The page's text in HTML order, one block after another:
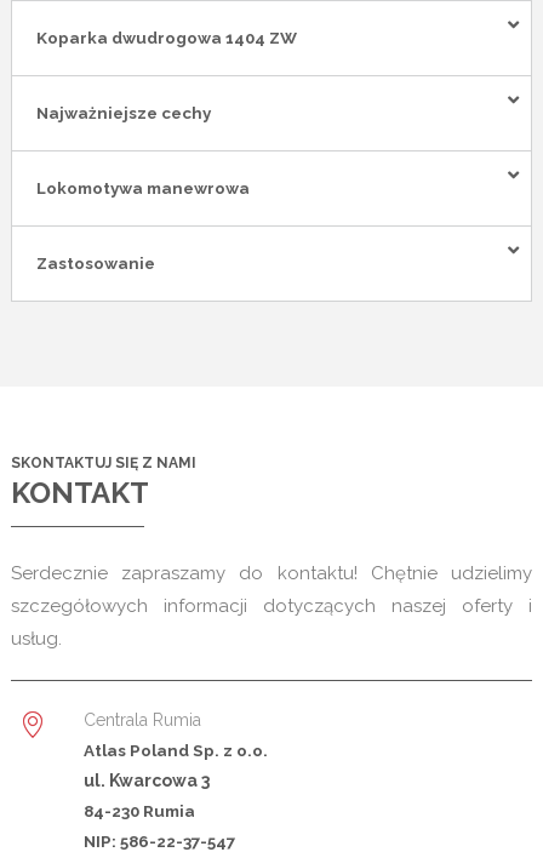
Koparka dwudrogowa 1404 ZW
Najważniejsze cechy
Lokomotywa manewrowa
Zastosowanie
KONTAKT
SKONTAKTUJ SIĘ Z NAMI
Serdecznie zapraszamy do kontaktu! Chętnie udzielimy
szczegółowych informacji dotyczących naszej oferty i
usług.
Centrala Rumia
Atlas Poland Sp. z o.o.
ul. Kwarcowa 3
84-230 Rumia
NIP: 586-22-37-547